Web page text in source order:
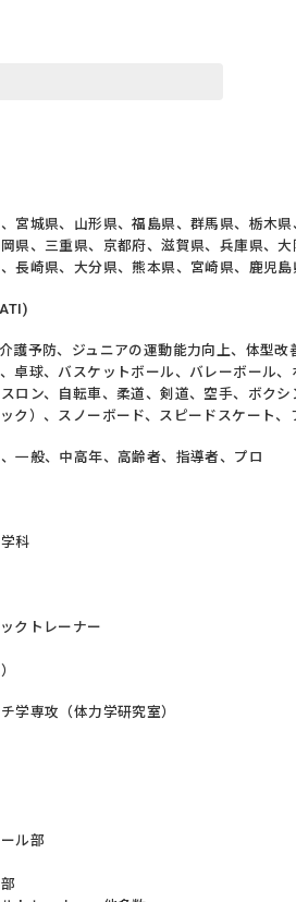
宮城県、山形県、福島県、群馬県、栃木
県、三重県、京都府、滋賀県、兵庫県、
長崎県、大分県、熊本県、宮崎県、鹿児島
護予防、ジュニアの運動能力向上、体型
卓球、バスケットボール、バレーボール
ロン、自転車、柔道、剣道、空手、ボク
ク）、スノーボード、スピードスケート
一般、中高年、高齢者、指導者、プロ
科
クトレーナー
学専攻（体力学研究室）
ル部